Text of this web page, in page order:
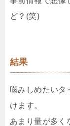
ど？(笑)
結果
噛みしめたいタ
けます。
あまり量が多く